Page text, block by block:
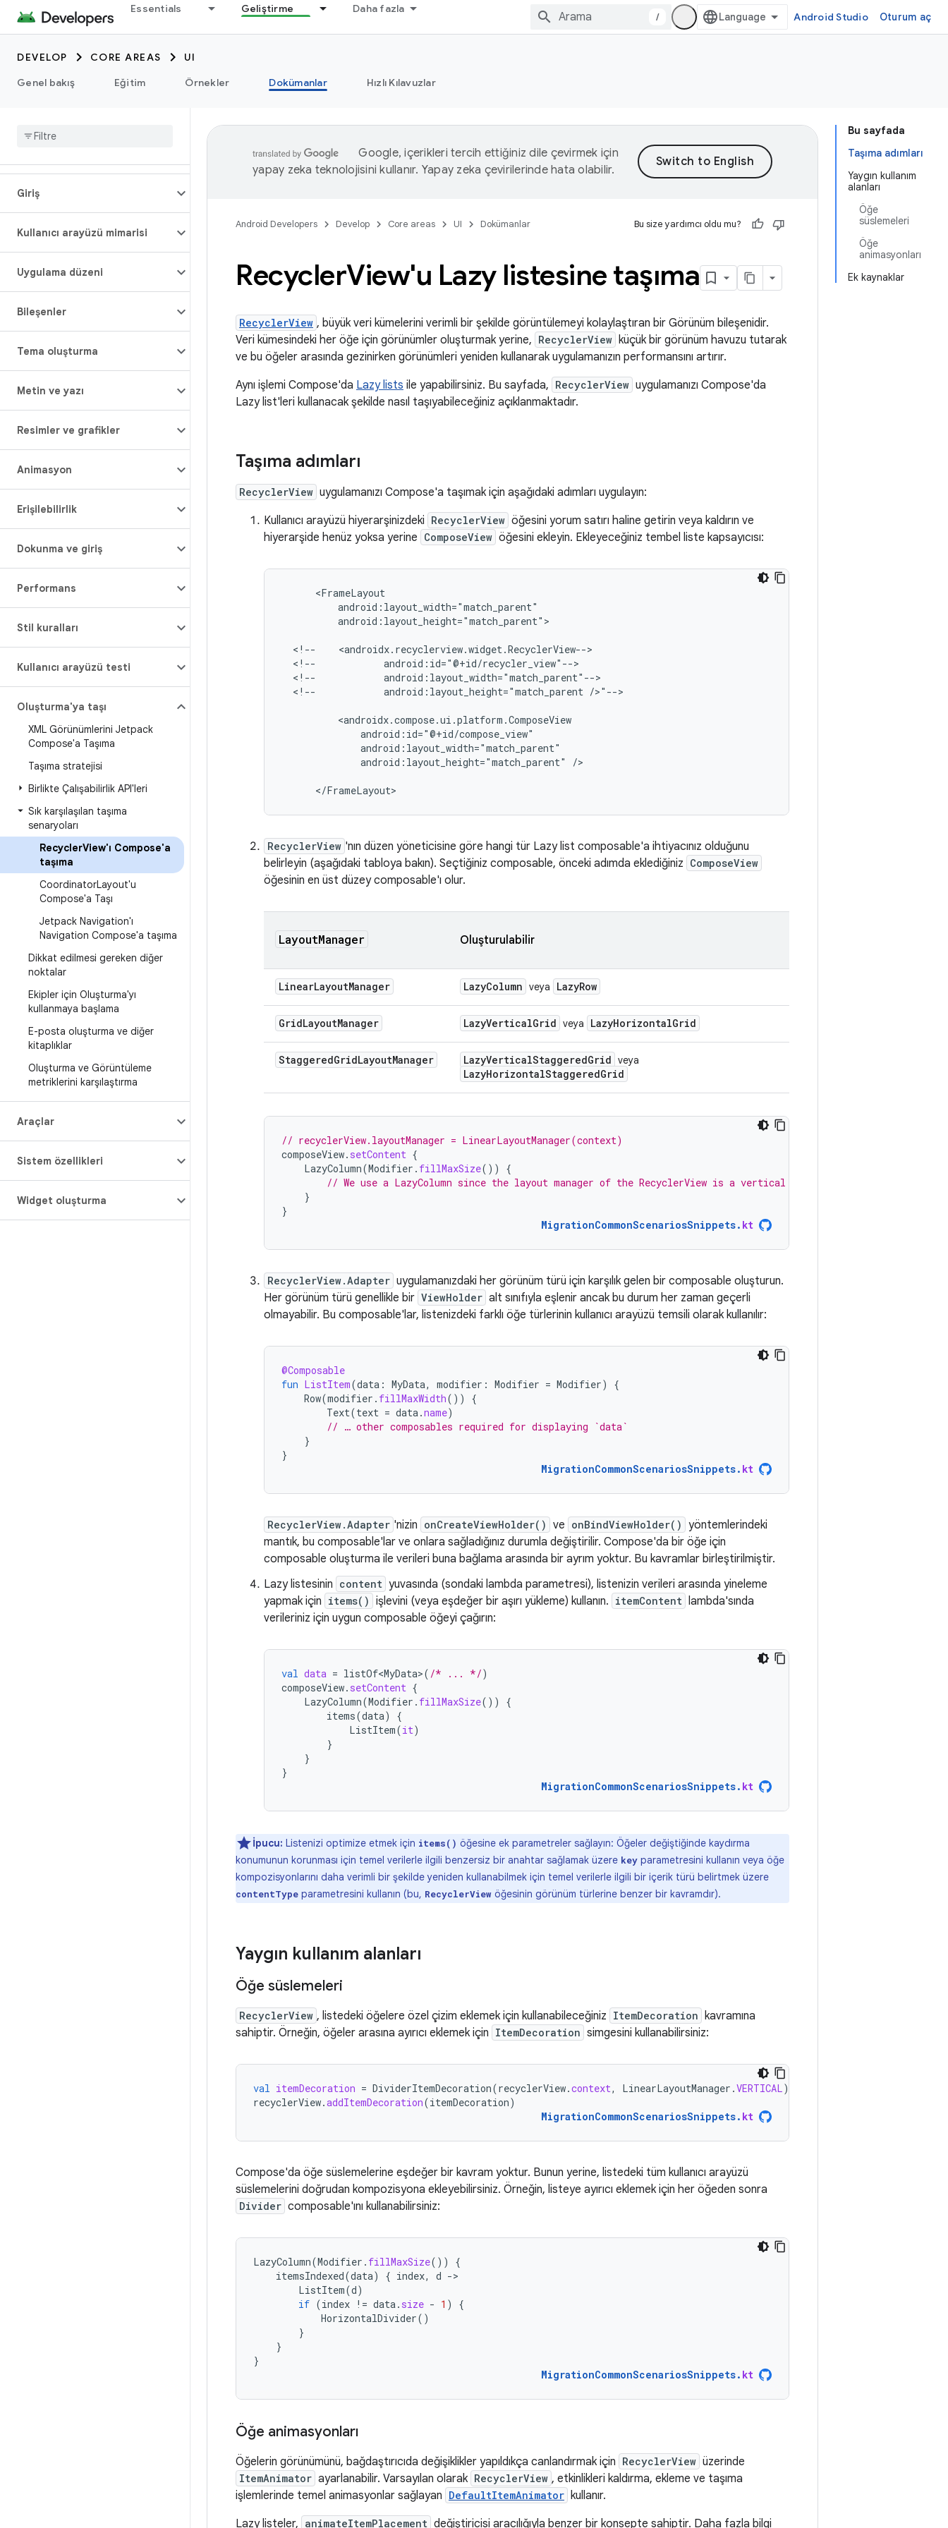
Essentials Geliştirme Daha fazla
/ Android Studio Oturum aç
DEVELOP CORE AREAS
UI
Genel bakış
Eğitim Örnekler Dokümanlar Hızlı Kılavuzlar
Giriş
Kullanıcı arayüzü mimarisi
Uygulama düzeni
Bileşenler
Tema oluşturma
Metin ve yazı
Resimler ve grafikler
Animasyon
Erişilebilirlik
Dokunma ve giriş
Performans
Stil kuralları
Kullanıcı arayüzü testi
Oluşturma'ya taşı
XML Görünümlerini Jetpack
Compose'a Taşıma
Taşıma stratejisi
Birlikte Çalışabilirlik API'leri
Sık karşılaşılan taşıma
senaryoları
RecyclerView'ı Compose'a
taşıma
CoordinatorLayout'u
Compose'a Taşı
Jetpack Navigation'ı
Navigation Compose'a taşıma
Dikkat edilmesi gereken diğer
noktalar
Ekipler için Oluşturma'yı
kullanmaya başlama
E-posta oluşturma ve diğer
kitaplıklar
Oluşturma ve Görüntüleme
metriklerini karşılaştırma
Araçlar
Sistem özellikleri
Widget oluşturma
Bu sayfada
Taşıma adımları
Yaygın kullanım
alanları
Öğe
süslemeleri
Öğe
animasyonları
Ek kaynaklar
Google, içerikleri tercih ettiğiniz dile çevirmek için
yapay zeka teknolojisini kullanır. Yapay zeka çevirilerinde hata olabilir.
Android Developers Develop Core areas UI Dokümanlar Bu size yardımcı oldu mu?
RecyclerView'u Lazy listesine taşıma
RecyclerView , büyük veri kümelerini verimli bir şekilde görüntülemeyi kolaylaştıran bir Görünüm bileşenidir.
Veri kümesindeki her öğe için görünümler oluşturmak yerine, RecyclerView küçük bir görünüm havuzu tutarak
ve bu öğeler arasında gezinirken görünümleri yeniden kullanarak uygulamanızın performansını artırır.
Aynı işlemi Compose'da Lazy lists ile yapabilirsiniz. Bu sayfada, RecyclerView uygulamanızı Compose'da
Lazy list'leri kullanacak şekilde nasıl taşıyabileceğiniz açıklanmaktadır.
Taşıma adımları
RecyclerView uygulamanızı Compose'a taşımak için aşağıdaki adımları uygulayın:
Kullanıcı arayüzü hiyerarşinizdeki RecyclerView öğesini yorum satırı haline getirin veya kaldırın ve
hiyerarşide henüz yoksa yerine ComposeView öğesini ekleyin. Ekleyeceğiniz tembel liste kapsayıcısı:
android:layout_height="match_parent">
<!--
<!--
<!--
<!--
android:layout_height="match_parent />"-->
android:layout_height="match_parent"
/>
RecyclerView 'nın düzen yöneticisine göre hangi tür Lazy list composable'a ihtiyacınız olduğunu
belirleyin (aşağıdaki tabloya bakın). Seçtiğiniz composable, önceki adımda eklediğiniz ComposeView
öğesinin en üst düzey composable'ı olur.
LayoutManager Oluşturulabilir
LinearLayoutManager LazyColumn veya LazyRow
GridLayoutManager LazyVerticalGrid veya LazyHorizontalGrid
StaggeredGridLayoutManager LazyVerticalStaggeredGrid veya
LazyHorizontalStaggeredGrid
// recyclerView.layoutManager = LinearLayoutManager(context)
composeView. setContent {
LazyColumn(Modifier . fillMaxSize())
{
// We use a LazyColumn since the layout manager of the RecyclerView is a vertical LinearLayoutManager
}
}
MigrationCommonScenariosSnippets. kt
RecyclerView.Adapter uygulamanızdaki her görünüm türü için karşılık gelen bir composable oluşturun.
Her görünüm türü genellikle bir ViewHolder alt sınıfıyla eşlenir ancak bu durum her zaman geçerli
olmayabilir. Bu composable'lar, listenizdeki farklı öğe türlerinin kullanıcı arayüzü temsili olarak kullanılır:
@Composable
fun ListItem(data : MyData, modifier : Modifier = Modifier)
{
Row(modifier . fillMaxWidth())
{
Text(text = data.name)
// … other composables required for displaying `data`
}
}
MigrationCommonScenariosSnippets. kt
RecyclerView.Adapter 'nizin onCreateViewHolder() ve onBindViewHolder() yöntemlerindeki
mantık, bu composable'lar ve onlara sağladığınız durumla değiştirilir. Compose'da bir öğe için
composable oluşturma ile verileri buna bağlama arasında bir ayrım yoktur. Bu kavramlar birleştirilmiştir.
Lazy listesinin content yuvasında (sondaki lambda parametresi), listenizin verileri arasında yineleme
yapmak için items() işlevini (veya eşdeğer bir aşırı yükleme) kullanın. itemContent lambda'sında
verileriniz için uygun composable öğeyi çağırın:
val data = listOf<MyData>( /* ... */)
composeView. setContent {
LazyColumn(Modifier . fillMaxSize())
{
items(data)
{
ListItem(it)
}
}
}
MigrationCommonScenariosSnippets. kt
İpucu: Listenizi optimize etmek için items() öğesine ek parametreler sağlayın: Öğeler değiştiğinde kaydırma
konumunun korunması için temel verilerle ilgili benzersiz bir anahtar sağlamak üzere key parametresini kullanın veya öğe
kompozisyonlarını daha verimli bir şekilde yeniden kullanabilmek için temel verilerle ilgili bir içerik türü belirtmek üzere
contentType parametresini kullanın (bu, RecyclerView öğesinin görünüm türlerine benzer bir kavramdır).
Yaygın kullanım alanları
Öğe süslemeleri
RecyclerView , listedeki öğelere özel çizim eklemek için kullanabileceğiniz ItemDecoration kavramına
sahiptir. Örneğin, öğeler arasına ayırıcı eklemek için ItemDecoration simgesini kullanabilirsiniz:
val itemDecoration = DividerItemDecoration(recyclerView.context, LinearLayoutManager .VERTICAL)
recyclerView.addItemDecoration(itemDecoration)
MigrationCommonScenariosSnippets. kt
Compose'da öğe süslemelerine eşdeğer bir kavram yoktur. Bunun yerine, listedeki tüm kullanıcı arayüzü
süslemelerini doğrudan kompozisyona ekleyebilirsiniz. Örneğin, listeye ayırıcı eklemek için her öğeden sonra
Divider composable'ını kullanabilirsiniz:
LazyColumn(Modifier . fillMaxSize())
{
itemsIndexed(data) { index, d -
ListItem(d)
if (index != data. size - 1 )
{
HorizontalDivider()
}
}
}
MigrationCommonScenariosSnippets. kt
Öğe animasyonları
Öğelerin görünümünü, bağdaştırıcıda değişiklikler yapıldıkça canlandırmak için RecyclerView üzerinde
ItemAnimator ayarlanabilir. Varsayılan olarak RecyclerView , etkinlikleri kaldırma, ekleme ve taşıma
işlemlerinde temel animasyonlar sağlayan DefaultItemAnimator kullanır.
Lazy listeler, animateItemPlacement değiştiricisi aracılığıyla benzer bir konsepte sahiptir. Daha fazla bilgi